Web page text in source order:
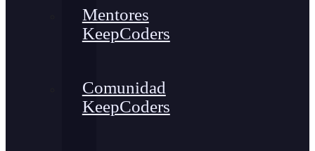
Mentores
KeepCoders
Comunidad
KeepCoders